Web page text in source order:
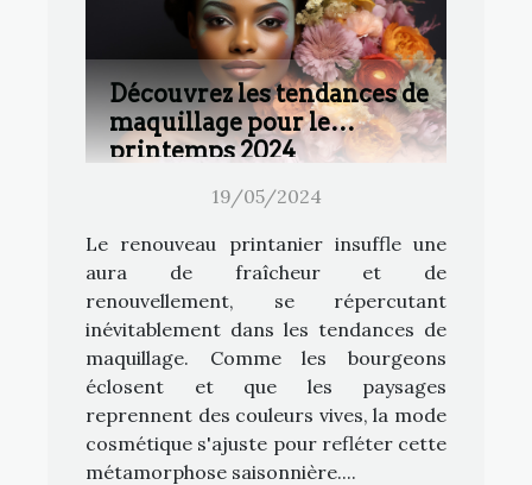
Découvrez les tendances de
maquillage pour le
printemps 2024
19/05/2024
Le renouveau printanier insuffle une
aura de fraîcheur et de
renouvellement, se répercutant
inévitablement dans les tendances de
maquillage. Comme les bourgeons
éclosent et que les paysages
reprennent des couleurs vives, la mode
cosmétique s'ajuste pour refléter cette
métamorphose saisonnière....